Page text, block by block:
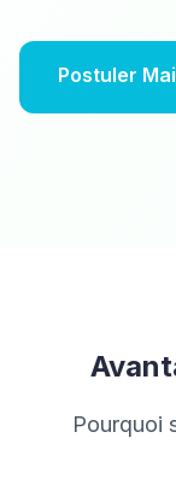
Postuler
Pourquoi